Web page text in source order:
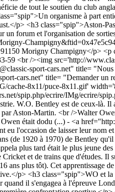
de tout le soutien du club
organisme à part
p> <h3
un forum et l'organisation de
Morigny Champigny</p>
59 <br /><img src='http://
sport-cars.net" title= "Nous
cars.net" title= "Demander un
cache-8x11/puce-8x11.gif'
spip.php/ecrire/IMg/ecrire/
W.O. Bentley est de ceux-là.
Aston-Martin. <br />Walter
était dodu (...) - <a
qu'il achète sa première voiture.</p> <h3 class="spip">WO et la voiture</h3> <p class="spip">De ces débuts modestes, vint l'amour de WO pour les sports mécaniques, un amour qui dura toute sa vie. Avec ses premières voitures, une bicylindre en V Riley à transmission par chaîne, puis une quatre cylindres Sizaire-Naudin, WO devint un adepte de la voiture et abandonna totalement la moto. <br/>A la fin de son apprentissage, WO prit un emploi de sous-chef des ateliers de la National Motor Cab Company, responsable de la maintenance d'une flotte de 500 taxis Unic.</p> <p class="spip">Au printemps 1912, son frère Horace vit une annonce dans le Times à la recherche d'un nouveau directeur de concession pour la firme française Doriot, Flandrin & Parant (D.F.P.). empruntant les £2000 nécessaires à sa famille, WO devint le concessionnaire britannique pour DFP. Un peu plus tard, Horace racheta les parts des autres partenaires pour 2000 autres Livres et la firme <i class="spip"> <strong class="spip">Bentley and Bentley</strong> </i> commença ses activités dans son show room d'Hanover Street en 1912. <br/>Pour WO, la DFP 12/15 hp, probablement la meilleure de la gamme DFP, devait être améliorable et se montrer compétitive en course. Avec l'aide d'un mécanicien usine, il s'engagea dans nombre d'épreuves et en premier la <strong class="spip">course de côte d'Aston Clinton</strong> le 15 juin 1912 (qui donnera par ailleurs son nom à Aston Martin) et établit pas mal de records à Brooklands. Les conséquences étaient « tout à fait remarquables » comme le dit Horace, le responsable des